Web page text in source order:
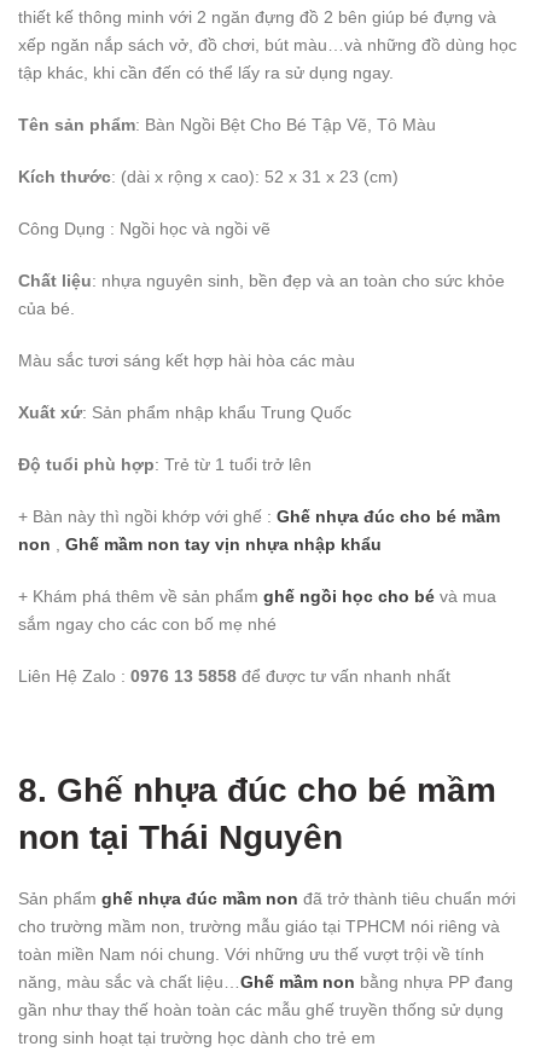
thiết kế thông minh với 2 ngăn đựng đồ 2 bên giúp bé đựng và
xếp ngăn nắp sách vở, đồ chơi, bút màu…và những đồ dùng học
tập khác, khi cần đến có thể lấy ra sử dụng ngay.
Tên sản phẩm: Bàn Ngồi Bệt Cho Bé Tập Vẽ, Tô Màu
Kích thước: (dài x rộng x cao): 52 x 31 x 23 (cm)
Công Dụng : Ngồi học và ngồi vẽ
Chất liệu: nhựa nguyên sinh, bền đẹp và an toàn cho sức khỏe
của bé.
Màu sắc tươi sáng kết hợp hài hòa các màu
Xuất xứ: Sản phẩm nhập khẩu Trung Quốc
Độ tuổi phù hợp: Trẻ từ 1 tuổi trở lên
+ Bàn này thì ngồi khớp với ghế : Ghế nhựa đúc cho bé mầm
non
Ghế mầm non tay vịn nhựa nhập khẩu
+ Khám phá thêm về sản phẩm ghế ngồi học cho bé và mua
sắm ngay cho các con bố mẹ nhé
Liên Hệ Zalo : 0976 13 5858 để được tư vấn nhanh nhất
8. Ghế nhựa đúc cho bé mầm
non tại Thái Nguyên
Sản phẩm ghế nhựa đúc mầm non đã trở thành tiêu chuẩn mới
cho trường mầm non, trường mẫu giáo tại TPHCM nói riêng và
toàn miền Nam nói chung. Với những ưu thế vượt trội về tính
năng, màu sắc và chất liệu… Ghế mầm non bằng nhựa PP đang
gần như thay thế hoàn toàn các mẫu ghế truyền thống sử dụng
trong sinh hoạt tại trường học dành cho trẻ em